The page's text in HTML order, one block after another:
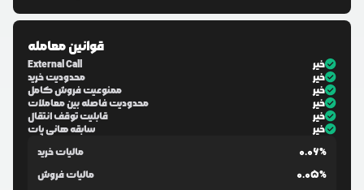
قوانین معامله
External Call
خیر
محدودیت خرید
خیر
ممنوعیت فروش کامل
خیر
محدودیت فاصله بین معاملات
خیر
قابلیت توقف انتقال
خیر
سابقه هانی پات
خیر
مالیات خرید
0.06%
مالیات فروش
0.05%